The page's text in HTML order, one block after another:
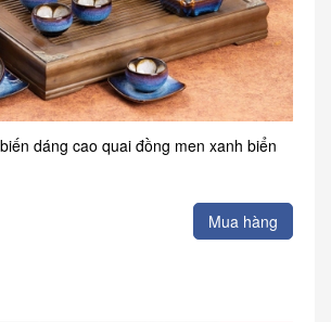
dáng cao quai đồng men xanh biển
Mua hàng